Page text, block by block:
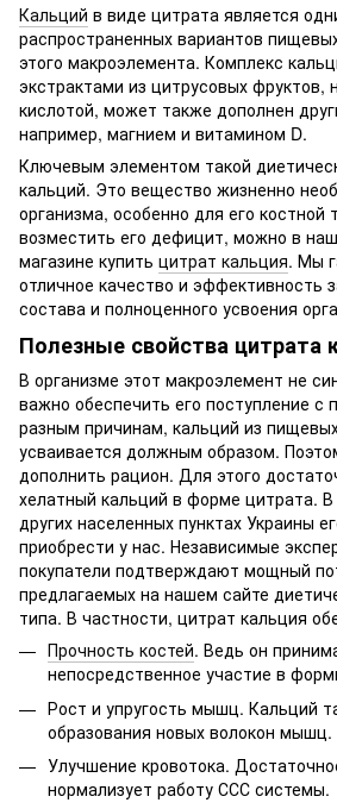
Кальций в виде цитрата является
распространенных вариантов
этого макроэлемента. Комплекс
экстрактами из цитрусовых фруктов,
кислотой, может также дополнен
например, магнием и витамином D.
Ключевым элементом такой
кальций. Это вещество жизненно
организма, особенно для его костной
возместить его дефицит, можно в
магазине купить цитрат кальция. Мы
отличное качество и эффективность
состава и полноценного усвоения
Полезные свойства цитрата
В организме этот макроэлемент не
важно обеспечить его поступление с
разным причинам, кальций из
усваивается должным образом.
дополнить рацион. Для этого
хелатный кальций в форме цитрата.
других населенных пунктах Украины
приобрести у нас. Независимые
покупатели подтверждают мощный
предлагаемых на нашем сайте
типа. В частности, цитрат кальция
Прочность костей. Ведь он
непосредственное участие в
Рост и упругость мышц. Кальций
образования новых волокон мышц.
Улучшение кровотока.
нормализует работу ССС системы.